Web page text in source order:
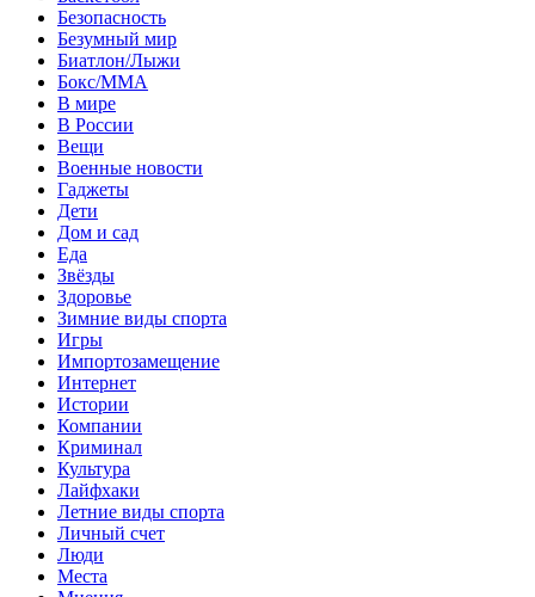
Безопасность
Безумный мир
Биатлон/Лыжи
Бокс/MMA
В мире
В России
Вещи
Военные новости
Гаджеты
Дети
Дом и сад
Еда
Звёзды
Здоровье
Зимние виды спорта
Игры
Импортозамещение
Интернет
Истории
Компании
Криминал
Культура
Лайфхаки
Летние виды спорта
Личный счет
Люди
Места